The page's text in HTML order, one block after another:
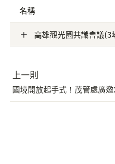
名稱
高雄觀光圈共識會議(3
上一則
國境開放起手式！茂管處廣